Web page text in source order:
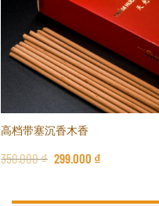
高档带塞沉香木香
350.000₫ 299.000 ₫